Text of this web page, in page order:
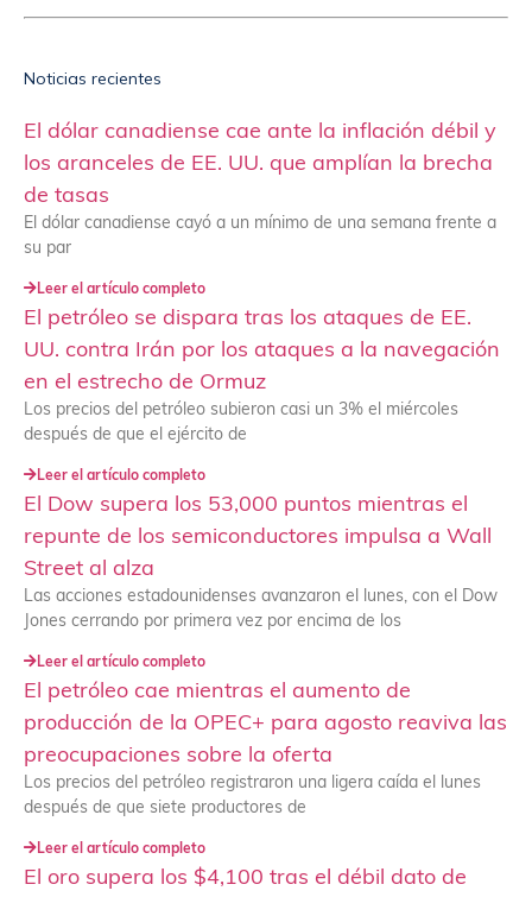
Noticias recientes
El dólar canadiense cae ante la inflación débil y
los aranceles de EE. UU. que amplían la brecha
de tasas
El dólar canadiense cayó a un mínimo de una semana frente a
su par
Leer el artículo completo
El petróleo se dispara tras los ataques de EE.
UU. contra Irán por los ataques a la navegación
en el estrecho de Ormuz
Los precios del petróleo subieron casi un 3% el miércoles
después de que el ejército de
Leer el artículo completo
El Dow supera los 53,000 puntos mientras el
repunte de los semiconductores impulsa a Wall
Street al alza
Las acciones estadounidenses avanzaron el lunes, con el Dow
Jones cerrando por primera vez por encima de los
Leer el artículo completo
El petróleo cae mientras el aumento de
producción de la OPEC+ para agosto reaviva las
preocupaciones sobre la oferta
Los precios del petróleo registraron una ligera caída el lunes
después de que siete productores de
Leer el artículo completo
El oro supera los $4,100 tras el débil dato de